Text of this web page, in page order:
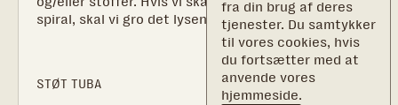
STØT TUBA
spiral, skal vi gro det lysende håb.
fra din brug af deres
tjenester. Du samtykker
til vores cookies, hvis
du fortsætter med at
anvende vores
hjemmeside.